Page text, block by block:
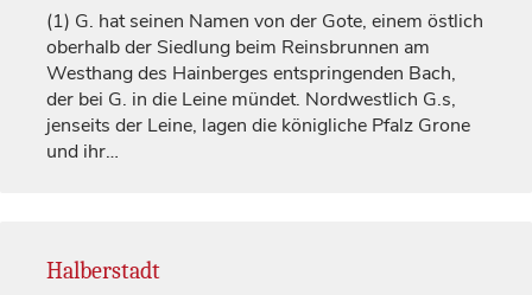
(1) G. hat seinen Namen von der Gote, einem östlich
oberhalb der Siedlung beim Reinsbrunnen am
Westhang des Hainberges entspringenden Bach,
der bei G. in die Leine mündet. Nordwestlich G.s,
jenseits der Leine, lagen die königliche Pfalz Grone
und ihr…
Halberstadt